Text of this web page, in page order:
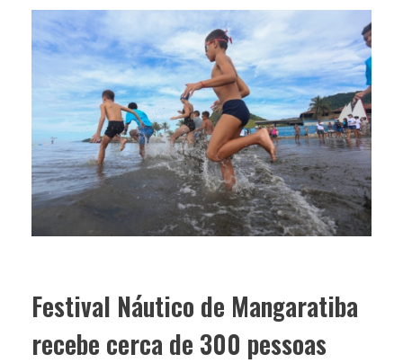
Festival Náutico de Mangaratiba
recebe cerca de 300 pessoas